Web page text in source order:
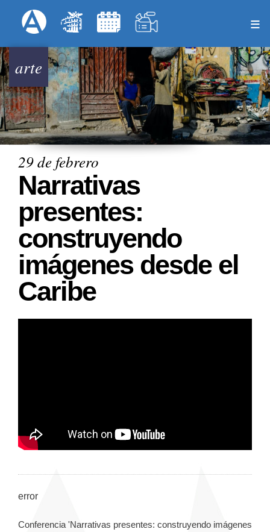
al
principal
Menú Superior
arte
29 de febrero
Narrativas
presentes:
construyendo
imágenes desde el
Caribe
error
Conferencia 'Narrativas presentes: construyendo imágenes